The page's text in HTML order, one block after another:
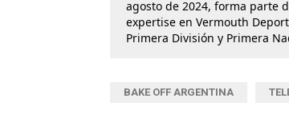
agosto de 2024, forma parte
expertise en Vermouth
Primera División y Primera
BAKE OFF ARGENTINA